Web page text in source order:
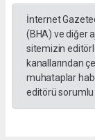
İnternet
(BHA) ve diğer
sitemizin
kanallarından
muhataplar
editörü